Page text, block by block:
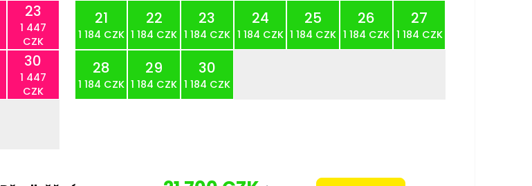
23
1 447
CZK
30
1 447
CZK
21
1 184 CZK
22
1 184 CZK
23
1 184 CZK
24
1 184 CZK
25
1 184 CZK
26
1 184 CZK
27
1 184 CZK
28
1 184 CZK
29
1 184 CZK
30
1 184 CZK